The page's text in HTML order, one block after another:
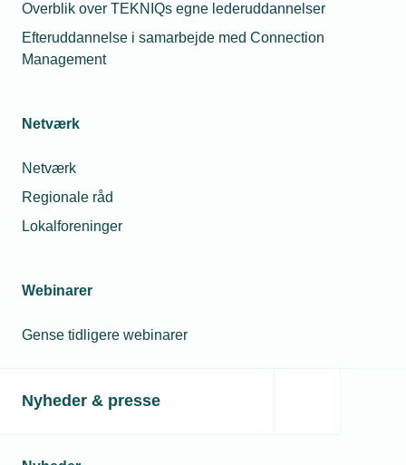
Overblik over TEKNIQs egne lederuddannelser
Efteruddannelse i samarbejde med Connection
Management
Netværk
Netværk
Regionale råd
Lokalforeninger
Webinarer
Gense tidligere webinarer
Nyheder & presse
13. aug. 2018
byggepladserne
Relaterede nyheder